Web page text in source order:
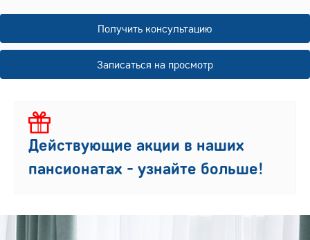
Получить консультацию
Записаться на просмотр
Действующие акции в наших
пансионатах - узнайте больше!